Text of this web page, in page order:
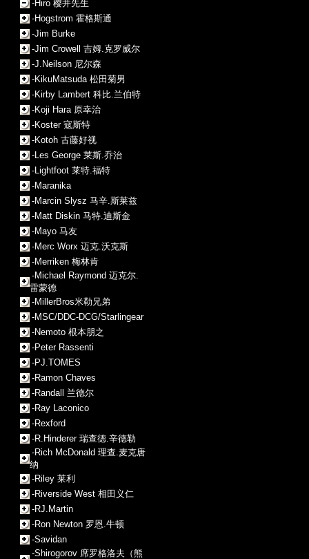
-Hiro 樱井先生
-Hogstrom 霍格斯通
-Jim Burke
-Jim Crowell 吉姆.克罗威尔
-J.Neilson 尼尔森
-KikuMatsuda 松田菊男
-Kirby Lambert 科比.兰伯特
-Koji Hara 原幸治
-Koster 寇斯特
-Kotoh 古藤好视
-Les George 莱斯.乔治
-Lightfoot 莱特.福特
-Maranika
-Marcin Slysz 马辛.斯莱兹
-Matt Diskin 马特.迪斯金
-Mayo 马友
-Merc Worx 迈克.沃克斯
-Merriken 梅林肯
-Michael Raymond 迈克尔.
雷蒙德
-MillerBros米勒兄弟
-MSC/DDC-DCG/Starlingear
-Nemoto 根本朋之
-Peter Rassenti
-PJ.TOMES
-Ramon Chaves
-Randall 兰德尔
-Ray Laconico
-Rexford
-R.Hinderer 瑞查德.辛德勒
-Rich McDonald 理查.麦克唐
纳
-Riley 莱利
-Riverside West 相田义仁
-RJ.Martin
-Ron Newton 罗恩.牛顿
-Savidan
-Shirogorov 席罗格洛夫（熊